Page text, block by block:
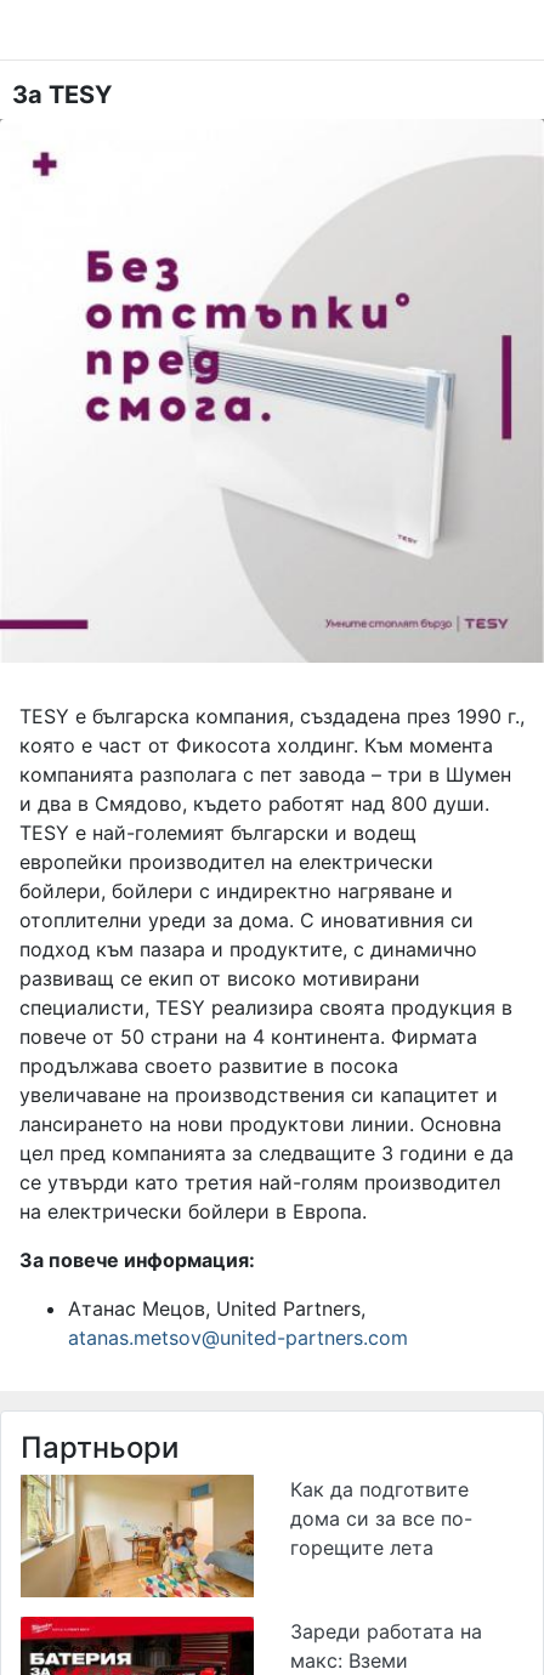
За TESY
TESY е българска компания, създадена през 1990 г.,
която е част от Фикосота холдинг. Към момента
компанията разполага с пет завода – три в Шумен
и два в Смядово, където работят над 800 души.
TESY е най-големият български и водещ
европейки производител на електрически
бойлери, бойлери с индиректно нагряване и
отоплителни уреди за дома. С иновативния си
подход към пазара и продуктите, с динамично
развиващ се екип от високо мотивирани
специалисти, TESY реализира своята продукция в
повече от 50 страни на 4 континента. Фирмата
продължава своето развитие в посока
увеличаване на производствения си капацитет и
лансирането на нови продуктови линии. Основна
цел пред компанията за следващите 3 години е да
се утвърди като третия най-голям производител
на електрически бойлери в Европа.
За повече информация:
Атанас Мецов, United Partners,
atanas.metsov@united-partners.com
Партньори
Как да подготвите
дома си за все по-
горещите лета
Зареди работата на
макс: Вземи